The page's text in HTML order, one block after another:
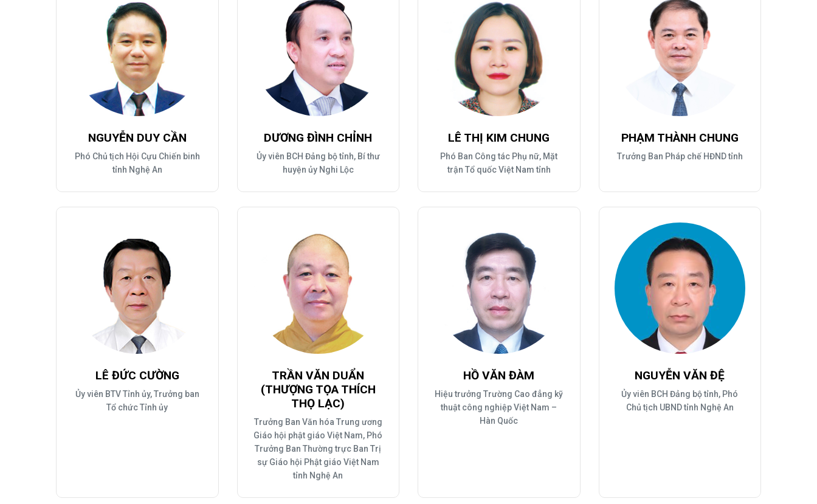
Báo Đại biểu nhân dân
NGUYỄN DUY CẦN
Phó Chủ tịch Hội Cựu Chiến binh
tỉnh Nghệ An
DƯƠNG ĐÌNH CHỈNH
Ủy viên BCH Đảng bộ tỉnh, Bí thư
huyện ủy Nghi Lộc
LÊ THỊ KIM CHUNG
Phó Ban Công tác Phụ nữ, Mặt
trận Tổ quốc Việt Nam tỉnh
PHẠM THÀNH CHUNG
Trưởng Ban Pháp chế HĐND tỉnh
LÊ ĐỨC CƯỜNG
Ủy viên BTV Tỉnh ủy, Trưởng ban
Tổ chức Tỉnh ủy
TRẦN VĂN DUẨN
(THƯỢNG TỌA THÍCH
THỌ LẠC)
Trưởng Ban Văn hóa Trung ương
Giáo hội phật giáo Việt Nam, Phó
Trưởng Ban Thường trực Ban Trị
sự Giáo hội Phật giáo Việt Nam
tỉnh Nghệ An
HỒ VĂN ĐÀM
Hiệu trưởng Trường Cao đẳng kỹ
thuật công nghiệp Việt Nam –
Hàn Quốc
NGUYỄN VĂN ĐỆ
Ủy viên BCH Đảng bộ tỉnh, Phó
Chủ tịch UBND tỉnh Nghệ An